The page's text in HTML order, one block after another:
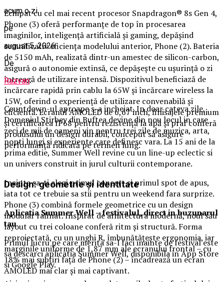
Echipat cu cel mai recent procesor Snapdragon® 8s Gen 4,
Phone (3) oferă performanțe de top în procesarea
imaginilor, inteligență artificială și gaming, depășind
semnificativ eficiența modelului anterior, Phone (2). Bateria
de 5150 mAh, realizată dintr-un amestec de silicon-carbon,
asigură o autonomie extinsă, ce depășește cu ușurință o zi
întreagă de utilizare intensă. Dispozitivul beneficiază de
încărcare rapidă prin cablu la 65W și încărcare wireless la
15W, oferind o experiență de utilizare convenabilă și
eficientă. Ecranul AMOLED de 6,67 inch, finisajele premium
și certificarea IP68 pentru rezistență la apă și praf conferă
produsului un design durabil, conceput să asigure
performanță ridicată pe termen lung.
Design: geometrie și identitate
Phone (3) combină formele geometrice cu un design
modular rafinat. Inspirat de arhitectura modernă, noul său
layout cu trei coloane conferă ritm și structură. Forma
reproiectată, cu un unghi R, îmbunătățește ergonomia, iar
marginile uniforme de 1,87 mm ale ecranului frontal – cu
18% mai subțiri față de Phone (2) – încadrează un ecran
AMOLED mai clar și mai captivant.
acum o zi
pe
august 5, 2026
De
Razvan
Countdown-ul aproape s-a incheiat. In doar cateva zile,
Domeniul Stirbey din Buftea devine din nou locul in care
zeci de mii de oameni vin pentru trei zile de muzica, arta,
nopti lungi si experiente care definesc vara. La 15 ani de la
prima editie, Summer Well revine cu un line-up eclectic si
un univers construit in jurul culturii contemporane.
Inainte sa-ti alegi primul concert si primul spot de apus,
iata tot ce trebuie sa stii pentru un weekend fara surprize.
Aplicatia Summer Well– festivalul, direct in buzunarul
tau
Primul lucru pe care merita sa-l faci inainte de festival este
sa descarci aplicatia Summer Well, disponibila in App Store
si Google Play.